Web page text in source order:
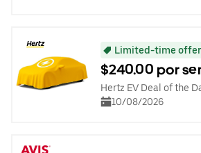
Limited-time
$240.00 por
Hertz EV Deal of the
10/08/2026